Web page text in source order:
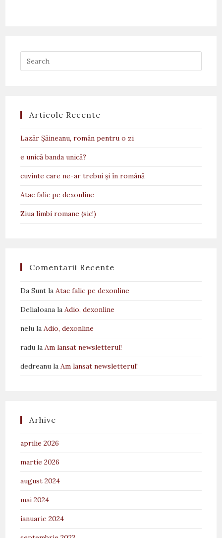
Articole Recente
Lazăr Șăineanu, român pentru o zi
e unică banda unică?
cuvinte care ne-ar trebui și în română
Atac falic pe dexonline
Ziua limbi romane (sic!)
Comentarii Recente
Da Sunt laAtac falic pe dexonline
DeliaIoana laAdio, dexonline
nelu laAdio, dexonline
radu laAm lansat newsletterul!
dedreanu laAm lansat newsletterul!
Arhive
aprilie 2026
martie 2026
august 2024
mai 2024
ianuarie 2024